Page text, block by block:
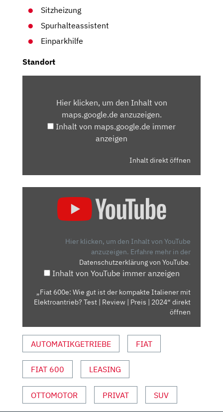
Sitzheizung
Spurhalteassistent
Einparkhilfe
Standort
MAPS.GOOGLE.DEHier klicken, um den Inhalt von
maps.google.de anzuzeigen.
Inhalt von maps.google.de immer
anzeigen
Inhalt direkt öffnen
ITALIENER
ELEKTROANTRIEB?
REVIEW
PREIS
VON
YOUTUBE
Hier klicken, um den Inhalt von YouTube
anzuzeigen. Erfahre mehr in der
Datenschutzerklärung von YouTube.
Inhalt von YouTube immer anzeigen
„Fiat 600e: Wie gut ist der kompakte Italiener mit
Elektroantrieb? Test | Review | Preis | 2024“ direkt
öffnen
AUTOMATIKGETRIEBE FIAT
FIAT 600 LEASING
OTTOMOTOR PRIVAT SUV